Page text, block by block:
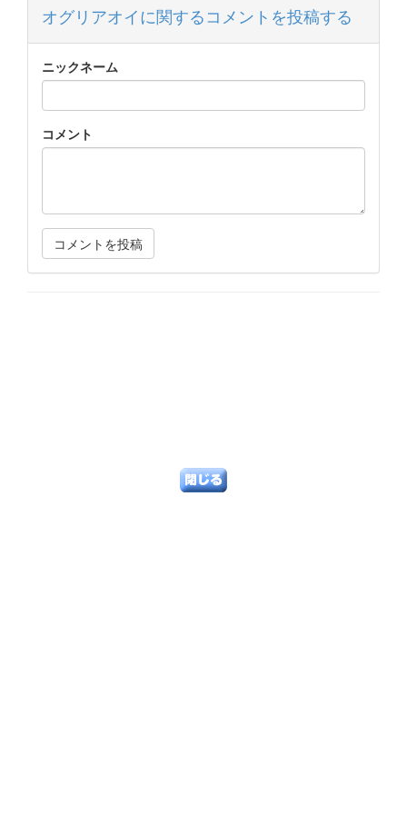
オグリアオイに関するコメントを投稿する
ニックネーム
コメント